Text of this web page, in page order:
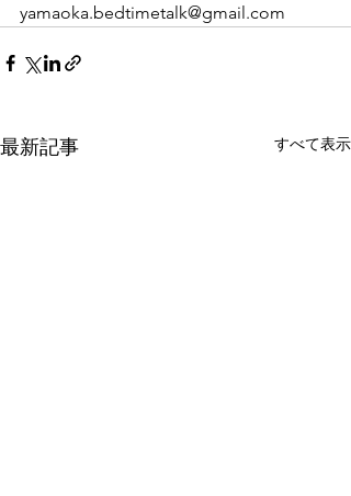
yamaoka.bedtimetalk@gmail.com
最新記事 すべて表示